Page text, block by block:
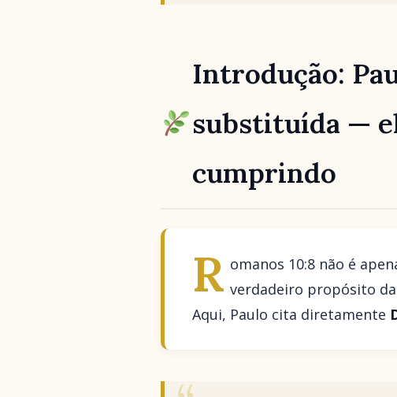
Introdução:
substituída —
cumprindo
R omanos 10:8 não é
verdadeiro propósito
Aqui, Paulo cita diretamente